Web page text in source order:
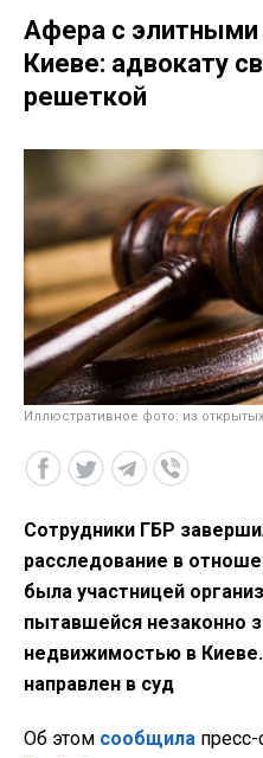
Афера с элитными
Киеве: адвокату
решеткой
Иллюстративное фото: из
Сотрудники ГБР
расследование в
была участницей
пытавшейся незаконно
недвижимостью в
направлен в суд
Об этом сообщила